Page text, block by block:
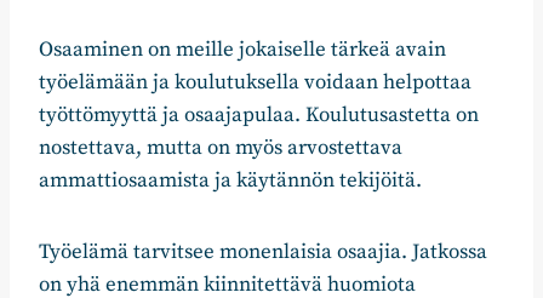
Osaaminen on meille jokaiselle tärkeä avain
työelämään ja koulutuksella voidaan helpottaa
työttömyyttä ja osaajapulaa. Koulutusastetta on
nostettava, mutta on myös arvostettava
ammattiosaamista ja käytännön tekijöitä.
Työelämä tarvitsee monenlaisia osaajia. Jatkossa
on yhä enemmän kiinnitettävä huomiota